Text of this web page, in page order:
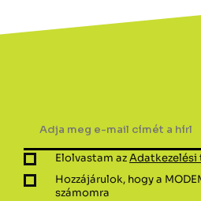
Elolvastam az
Hozzájárulok, hogy a
számomra